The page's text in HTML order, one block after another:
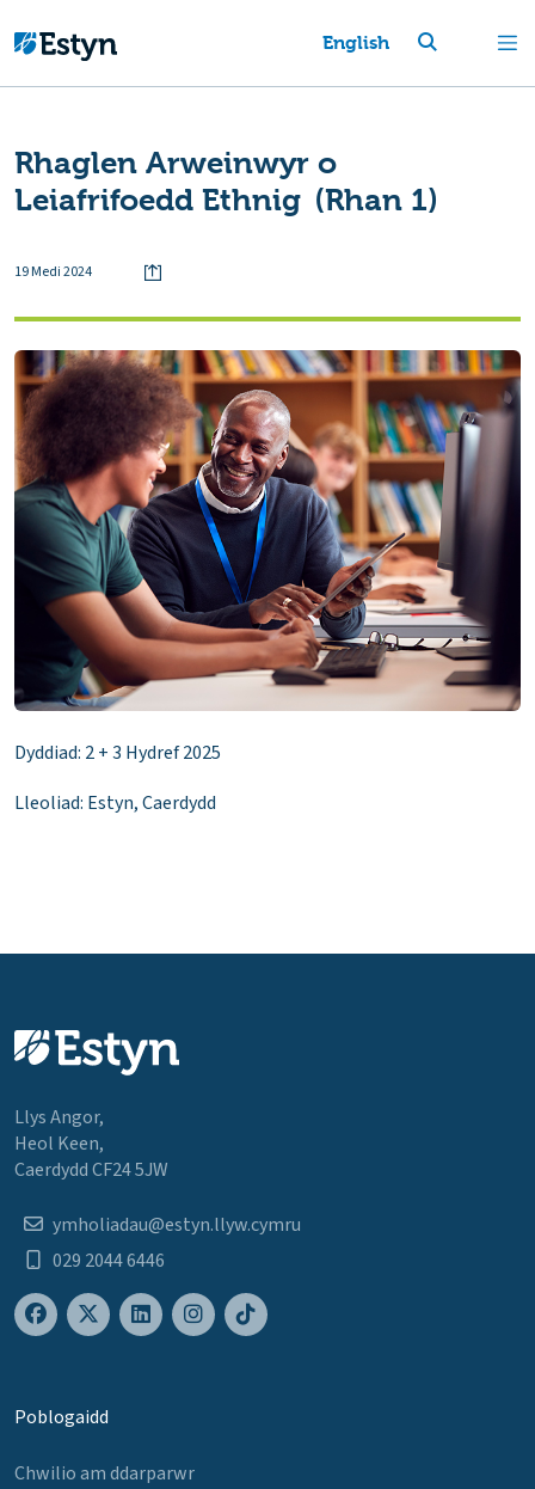
English
Rhaglen Arweinwyr o
Leiafrifoedd Ethnig (Rhan 1)
19 Medi 2024
Dyddiad: 2 + 3 Hydref 2025
Lleoliad: Estyn, Caerdydd
Llys Angor,
Heol Keen,
Caerdydd CF24 5JW
ymholiadau@estyn.llyw.cymru
029 2044 6446
Poblogaidd
Chwilio am ddarparwr